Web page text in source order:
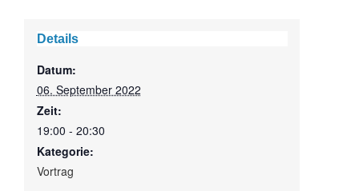
Details
Datum:
06. September 2022
Zeit:
19:00 - 20:30
Kategorie:
Vortrag